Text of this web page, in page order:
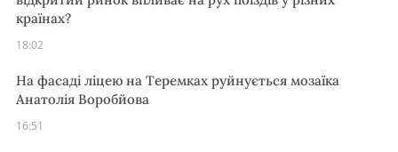
країнах?
18:02
На фасаді ліцею на Теремках руйнується мозаїка
Анатолія Воробйова
16:51